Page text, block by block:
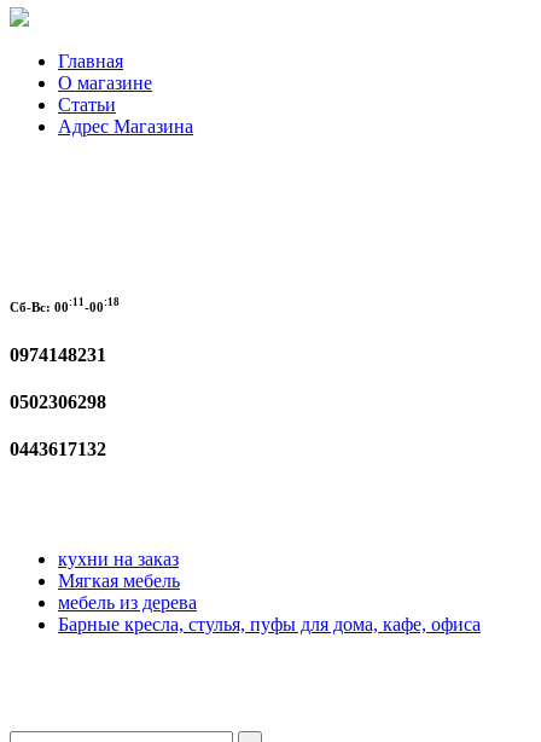
Главная
О магазине
Статьи
Адрес Магазина
Сб-Вс: 00:11 -00:18
0974148231
0502306298
0443617132
кухни на заказ
Мягкая мебель
мебель из дерева
Барные кресла, стулья, пуфы для дома, кафе, офиса